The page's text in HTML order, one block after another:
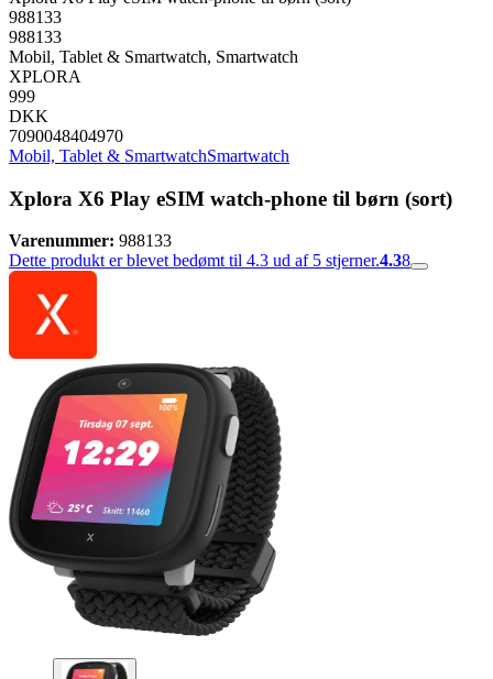
988133
988133
Mobil, Tablet & Smartwatch, Smartwatch
XPLORA
999
DKK
7090048404970
Mobil, Tablet & SmartwatchSmartwatch
Xplora X6 Play eSIM watch-phone til børn (sort)
Varenummer: 988133
Dette produkt er blevet bedømt til 4.3 ud af 5 stjerner.4.38